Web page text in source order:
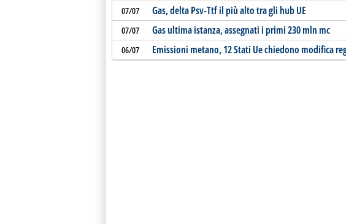
07/07 Gas, delta Psv-Ttf il più alto tra gli hub UE
07/07 Gas ultima istanza, assegnati i primi 230 mln mc
06/07 Emissioni metano, 12 Stati Ue chiedono modifica